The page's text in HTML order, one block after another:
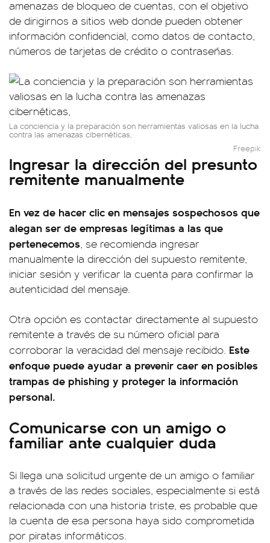
amenazas de bloqueo de cuentas, con el objetivo
de dirigirnos a sitios web donde pueden obtener
información confidencial, como datos de contacto,
números de tarjetas de crédito o contraseñas.
La conciencia y la preparación son herramientas valiosas en la lucha
contra las amenazas cibernéticas,
Freepik
Ingresar la dirección del presunto
remitente manualmente
En vez de hacer clic en mensajes sospechosos que
alegan ser de empresas legítimas a las que
pertenecemos, se recomienda ingresar
manualmente la dirección del supuesto remitente,
iniciar sesión y verificar la cuenta para confirmar la
autenticidad del mensaje.
Otra opción es contactar directamente al supuesto
remitente a través de su número oficial para
corroborar la veracidad del mensaje recibido. Este
enfoque puede ayudar a prevenir caer en posibles
trampas de phishing y proteger la información
personal.
Comunicarse con un amigo o
familiar ante cualquier duda
Si llega una solicitud urgente de un amigo o familiar
a través de las redes sociales, especialmente si está
relacionada con una historia triste, es probable que
la cuenta de esa persona haya sido comprometida
por piratas informáticos.